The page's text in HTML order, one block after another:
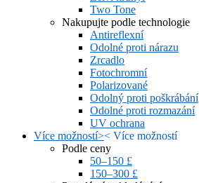
Two Tone
Nakupujte podle technologie
Antireflexní
Odolné proti nárazu
Zrcadlo
Fotochromní
Polarizované
Odolný proti poškrábání
Odolné proti rozmazání
UV ochrana
Více možností>< Více možností
Podle ceny
50–150 £
150–300 £